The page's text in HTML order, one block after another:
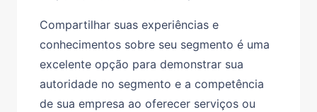
Compartilhar suas experiências e
conhecimentos sobre seu segmento é uma
excelente opção para demonstrar sua
autoridade no segmento e a competência
de sua empresa ao oferecer serviços ou